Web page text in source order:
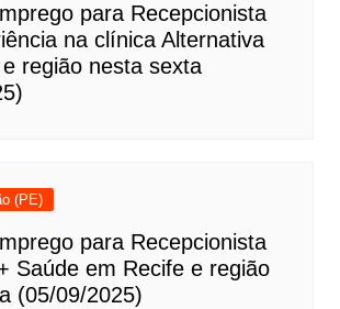
para Recepcionista
na clínica Alternativa
região nesta sexta
(PE)
para Recepcionista
Saúde em Recife e região
(05/09/2025)